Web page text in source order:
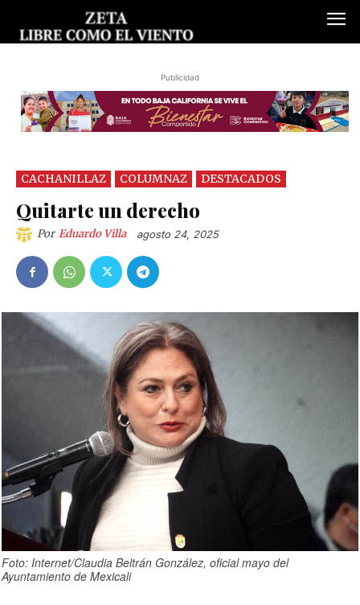
Publicidad
CACHANILLAZ COLUMNAZ DESTACADOS
Quitarte un derecho
Eduardo Villa
Foto: Internet/Claudia Beltrán González, oficial mayo del
Ayuntamiento de Mexicali